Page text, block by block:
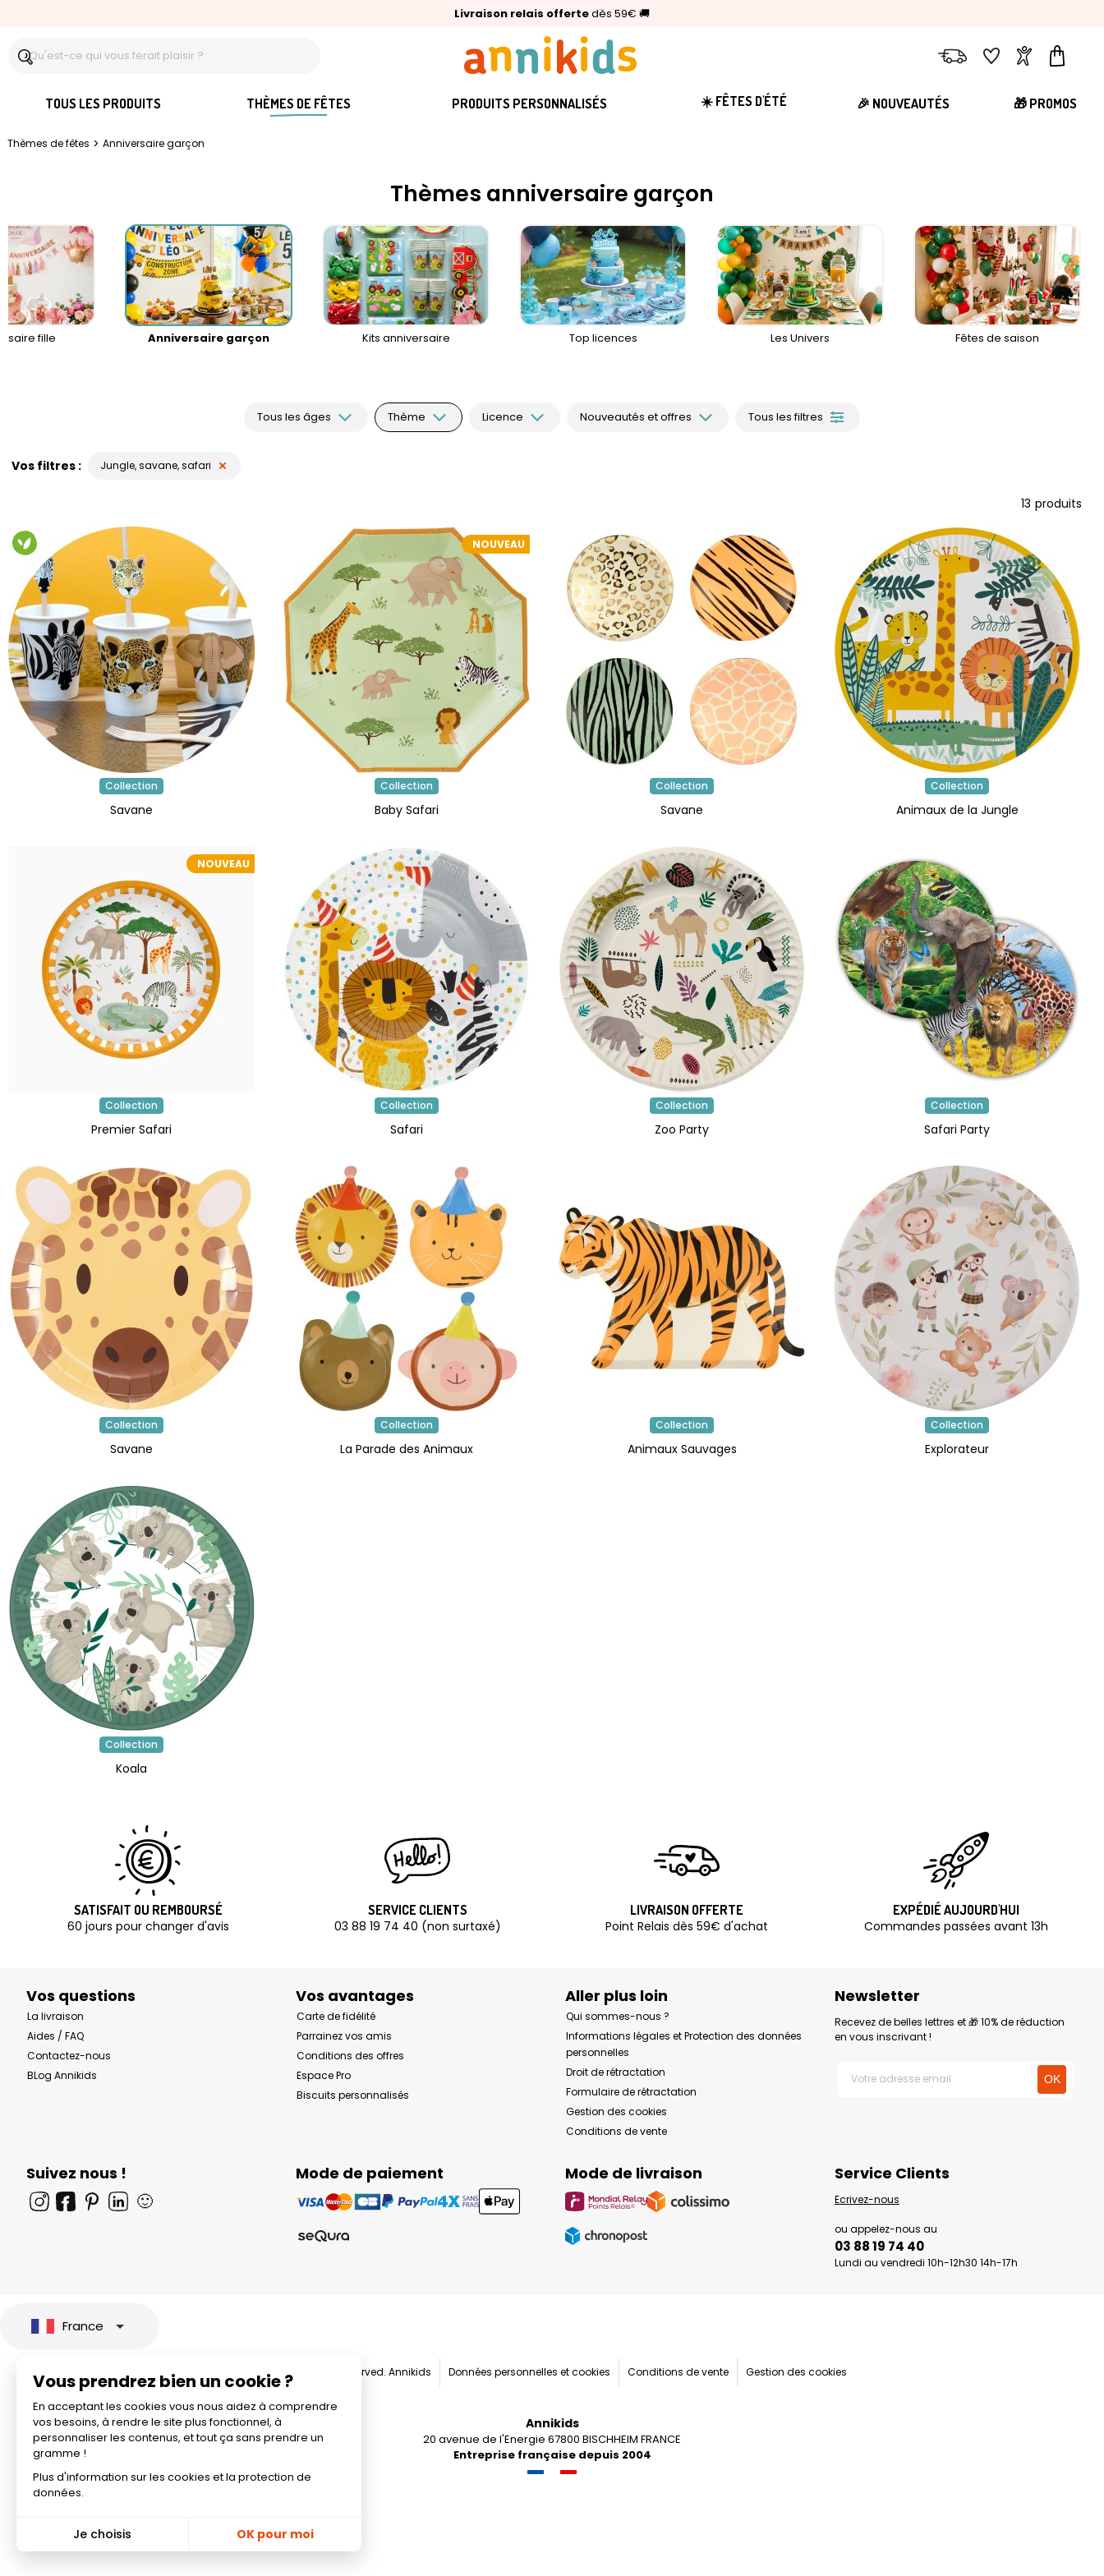
Livraison relais offertedès 59€ 🚚
🥇Palmarès Capital 2025 :Annikids N°1
⭐⭐⭐⭐⭐4,6/5(24 000 avis clients)
LivraisonFavorisComptePanier
TOUS LES PRODUITS THÈMES DE FÊTES PRODUITS PERSONNALISÉS ☀️ FÊTES D'ÉTÉ 🎉 NOUVEAUTÉS 🎁 PROMOS
Thèmes de fêtes > Anniversaire garçon
Thèmes anniversaire garçon
fille Anniversaire garçon Kits anniversaire Top licences Les Univers Fêtes de saison
Tous les âges Thème Licence Nouveautés et offres Tous les filtres
Vos filtres Jungle, savane, safari
13 produits
Collection
Savane
NOUVEAU
Collection
Baby Safari
Collection
Savane
Collection
Animaux de la Jungle
NOUVEAU
Collection
Premier Safari
Collection
Safari
Collection
Zoo Party
Collection
Safari Party
Collection
Savane
Collection
La Parade des Animaux
Collection
Animaux Sauvages
Collection
Explorateur
Collection
Koala
SATISFAIT OU REMBOURSÉ
60 jours pour changer d'avis
SERVICE CLIENTS
03 88 19 74 40 (non surtaxé)
LIVRAISON OFFERTE
Point Relais dès 59€ d'achat
EXPÉDIÉ AUJOURD'HUI
Commandes passées avant 13h
Vos questions
La livraison
Aides / FAQ
Contactez-nous
BLog Annikids
Vos avantages
Carte de fidélité
Parrainez vos amis
Conditions des offres
Espace Pro
Biscuits personnalisés
Aller plus loin
Qui sommes-nous ?
Informations légales et Protection des données
personnelles
Droit de rétractation
Formulaire de rétractation
Gestion des cookies
Conditions de vente
Newsletter
Recevez de belles lettres et 🎁 10% de réduction
en vous inscrivant !
Suivez nous !
🙂
Mode de paiement Mode de livraison Service Clients
Ecrivez-nous
ou appelez-nous au
03 88 19 74 40
Lundi au vendredi 10h-12h30 14h-17h
Vous prendrez bien un cookie ?
En acceptant les cookies vous nous aidez à comprendre
vos besoins, à rendre le site plus fonctionnel, à
personnaliser les contenus, et tout ça sans prendre un
gramme !
Plus d'information sur les cookies et la protection de
données.
Je choisis OK pour moi
France
© 2026 All rights reserved. Annikids Données personnelles et cookies Conditions de vente Gestion des cookies
Annikids
20 avenue de l'Energie 67800 BISCHHEIM FRANCE
Entreprise française depuis 2004